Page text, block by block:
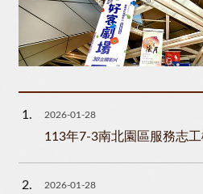
1 2026-01-28
113年7-3南北園區服務志
2 2026-01-28